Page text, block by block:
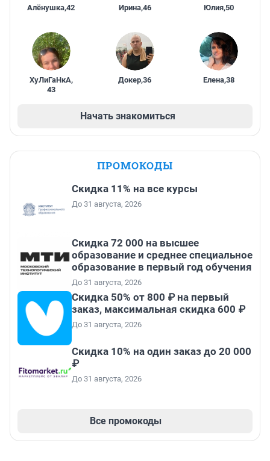
Алёнушка,42 Ирина,46 Юлия,50
ХуЛиГаНкА,
43
Докер,36 Елена,38
Начать знакомиться
ПРОМОКОДЫ
Скидка 11% на все курсы
До 31 августа, 2026
Скидка 72 000 на высшее
образование и среднее специальное
образование в первый год обучения
До 31 августа, 2026
Скидка 50% от 800 ₽ на первый
заказ, максимальная скидка 600 ₽
До 31 августа, 2026
Скидка 10% на один заказ до 20 000
₽
До 31 августа, 2026
Все промокоды